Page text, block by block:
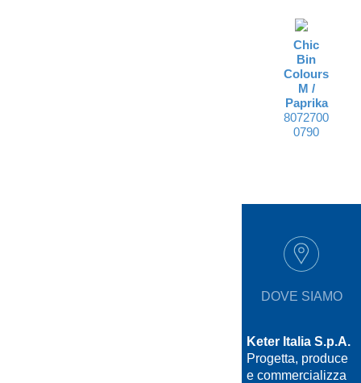
Chic
Bin
Colours
M /
Paprika
8072700
0790
DOVE SIAMO
Keter Italia S.p.A.
Progetta, produce
e commercializza